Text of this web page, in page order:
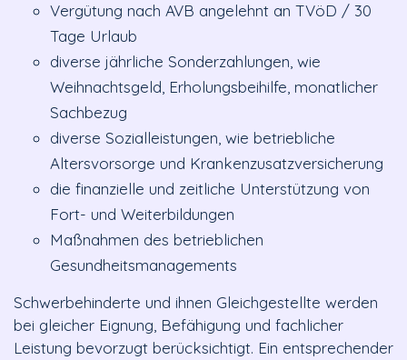
Vergütung nach AVB angelehnt an TVöD / 30
Tage Urlaub
diverse jährliche Sonderzahlungen, wie
Weihnachtsgeld, Erholungsbeihilfe, monatlicher
Sachbezug
diverse Sozialleistungen, wie betriebliche
Altersvorsorge und Krankenzusatzversicherung
die finanzielle und zeitliche Unterstützung von
Fort- und Weiterbildungen
Maßnahmen des betrieblichen
Gesundheitsmanagements
Schwerbehinderte und ihnen Gleichgestellte werden
bei gleicher Eignung, Befähigung und fachlicher
Leistung bevorzugt berücksichtigt. Ein entsprechender